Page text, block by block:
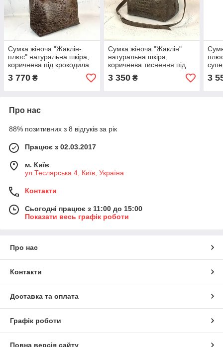
Сумка жіноча "Жаклін-
плюс" натуральна шкіра,
коричнева під крокодила
3 770 ₴
Сумка жіноча "Жаклін"
натуральна шкіра,
коричнева тиснення під
крокодила
3 350₴ 3
Про нас
88% позитивних з 8 відгуків за рік
Працює з 02.03.2017
м. Київ
ул.Теслярська 4, Київ, Україна
Контакти
Сьогодні працює з 11:00 до 15:00
Показати весь графік роботи
Про нас
Контакти
Доставка та оплата
Графік роботи
Повна версія сайту